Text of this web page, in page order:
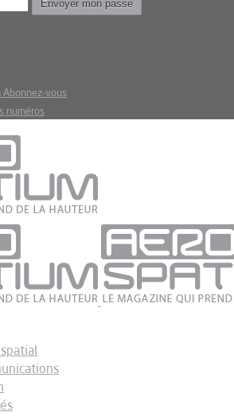
Abonnez-vous
numéros